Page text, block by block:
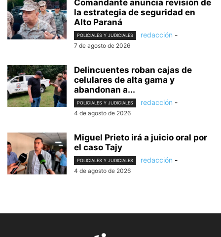
Comandante anuncia revisión de
la estrategia de seguridad en
Alto Paraná
POLICIALES Y JUDICIALES redacción -
7 de agosto de 2026
Delincuentes roban cajas de
celulares de alta gama y
abandonan a...
POLICIALES Y JUDICIALES redacción -
4 de agosto de 2026
Miguel Prieto irá a juicio oral por
el caso Tajy
POLICIALES Y JUDICIALES redacción -
4 de agosto de 2026